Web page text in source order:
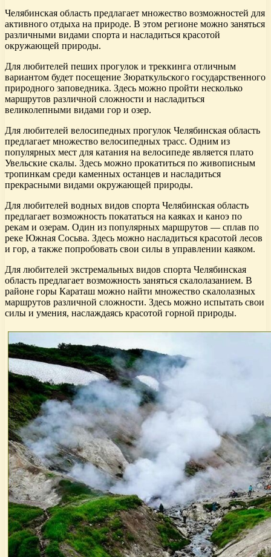
Челябинская область предлагает множество возможностей для
активного отдыха на природе. В этом регионе можно заняться
различными видами спорта и насладиться красотой
окружающей природы.
Для любителей пеших прогулок и треккинга отличным
вариантом будет посещение Зюраткульского государственного
природного заповедника. Здесь можно пройти несколько
маршрутов различной сложности и насладиться
великолепными видами гор и озер.
Для любителей велосипедных прогулок Челябинская область
предлагает множество велосипедных трасс. Одним из
популярных мест для катания на велосипеде является плато
Увельские скалы. Здесь можно прокатиться по живописным
тропинкам среди каменных останцев и насладиться
прекрасными видами окружающей природы.
Для любителей водных видов спорта Челябинская область
предлагает возможность покататься на каяках и каноэ по
рекам и озерам. Один из популярных маршрутов — сплав по
реке Южная Сосьва. Здесь можно насладиться красотой лесов
и гор, а также попробовать свои силы в управлении каяком.
Для любителей экстремальных видов спорта Челябинская
область предлагает возможность заняться скалолазанием. В
районе горы Караташ можно найти множество скалолазных
маршрутов различной сложности. Здесь можно испытать свои
силы и умения, наслаждаясь красотой горной природы.